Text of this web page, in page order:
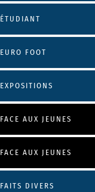
ÉTUDIANT
EURO FOOT
EXPOSITIONS
FACE AUX JEUNES
FACE AUX JEUNES
FAITS DIVERS